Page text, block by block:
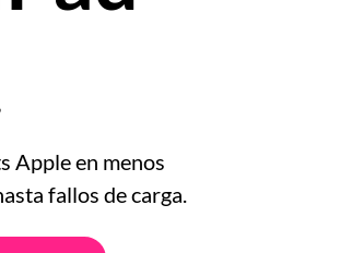
Apple en menos
fallos de carga.